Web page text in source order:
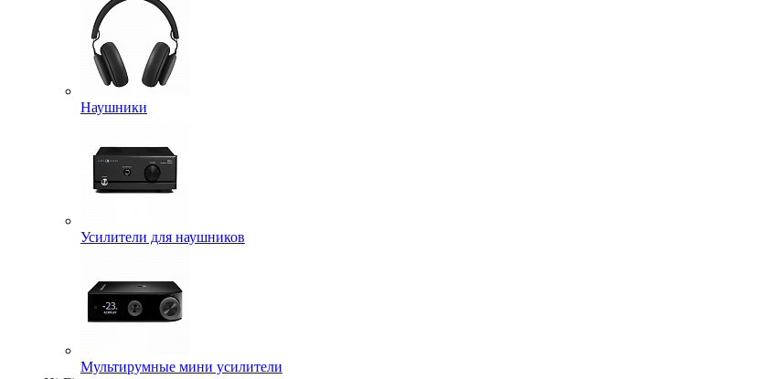
Наушники
Усилители для наушников
Мультирумные мини усилители